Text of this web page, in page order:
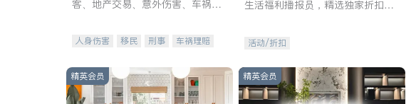
客、地产交易、意外伤害、车祸重
人身伤害 移民 刑事
车祸理赔
商标注册
索赔 律师-其它 保释
生活福利播报员，精选独家折扣、
活动/折扣
精英会员 精英会员